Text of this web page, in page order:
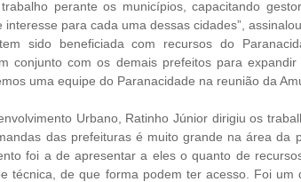
perante os municípios, capacitando
para cada uma dessas cidades”,
sido beneficiada com recursos do
conjunto com os demais prefeitos para
uma equipe do Paranacidade na reunião da
Urbano, Ratinho Júnior dirigiu os
das prefeituras é muito grande na área da
foi a de apresentar a eles o quanto de
técnica, de que forma podem ter acesso. Foi um